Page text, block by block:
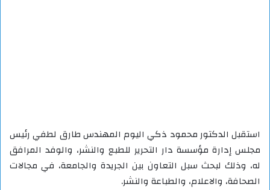
استقبل الدكتور محمود ذكي اليوم المهندس طارق لطفي رئيس
مجلس إدارة مؤسسة دار التحرير للطبع والنشر، والوفد المرافق
له، وذلك لبحث سبل التعاون بين الجريدة والجامعة، في مجالات
الصحافة، والاعلام، والطباعة والنشر.